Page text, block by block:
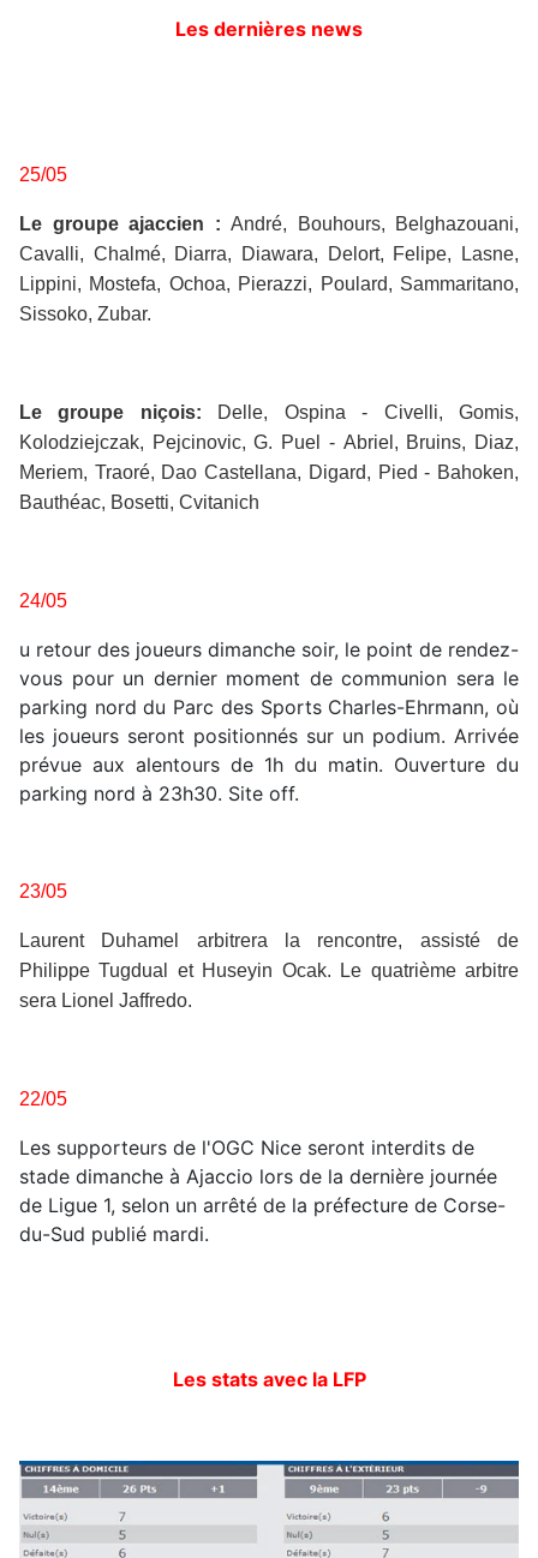
Les dernières news
25/05
Le groupe ajaccien : André, Bouhours, Belghazouani,
Cavalli, Chalmé, Diarra, Diawara, Delort, Felipe, Lasne,
Lippini, Mostefa, Ochoa, Pierazzi, Poulard, Sammaritano,
Sissoko, Zubar.
Le groupe niçois: Delle, Ospina - Civelli, Gomis,
Kolodziejczak, Pejcinovic, G. Puel - Abriel, Bruins, Diaz,
Meriem, Traoré, Dao Castellana, Digard, Pied - Bahoken,
Bauthéac, Bosetti, Cvitanich
24/05
u retour des joueurs dimanche soir, le point de rendez-
vous pour un dernier moment de communion sera le
parking nord du Parc des Sports Charles-Ehrmann, où
les joueurs seront positionnés sur un podium. Arrivée
prévue aux alentours de 1h du matin. Ouverture du
parking nord à 23h30. Site off.
23/05
Laurent Duhamel arbitrera la rencontre, assisté de
Philippe Tugdual et Huseyin Ocak. Le quatrième arbitre
sera Lionel Jaffredo.
22/05
Les supporteurs de l'OGC Nice seront interdits de
stade dimanche à Ajaccio lors de la dernière journée
de Ligue 1, selon un arrêté de la préfecture de Corse-
du-Sud publié mardi.
Les stats avec la LFP